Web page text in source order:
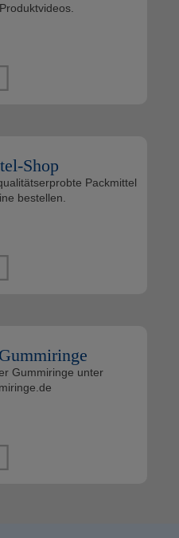
Shop
Packmittel
bestellen.
Gummiringe unter